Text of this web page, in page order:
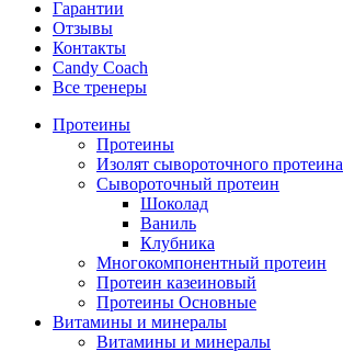
Гарантии
Отзывы
Контакты
Candy Coach
Все тренеры
Протеины
Протеины
Изолят сывороточного протеина
Сывороточный протеин
Шоколад
Ваниль
Клубника
Многокомпонентный протеин
Протеин казеиновый
Протеины Основные
Витамины и минералы
Витамины и минералы